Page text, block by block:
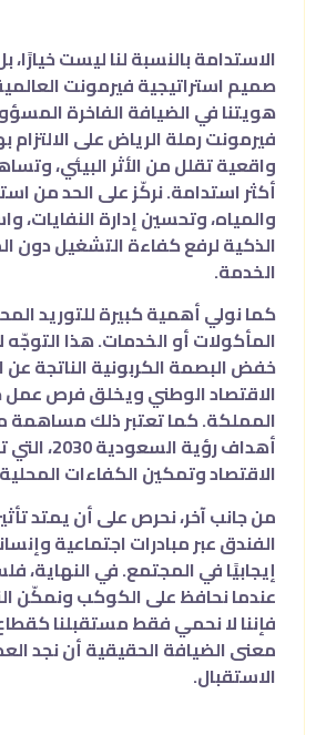
الاستدامة بالنسبة لنا ليست خيارًا،
صميم استراتيجية فيرمونت
هويتنا في الضيافة الفاخرة
فيرمونت رملة الرياض على الالتزام
واقعية تقلل من الأثر البيئي،
أكثر استدامة. نركّز على الحد من
والمياه، وتحسين إدارة النفايات،
الذكية لرفع كفاءة التشغيل دون
الخدمة.
كما نولي أهمية كبيرة للتوريد
المأكولات أو الخدمات. هذا
خفض البصمة الكربونية الناتجة عن
الاقتصاد الوطني ويخلق فرص عمل
المملكة. كما تعتبر ذلك مساهمة
أهداف رؤية
الاقتصاد وتمكين الكفاءات المحلية.
من جانب آخر، نحرص على أن يمتد
الفندق عبر مبادرات اجتماعية
إيجابيًا في المجتمع. في النهاية،
عندما نحافظ على الكوكب ونمكّن
فإننا لا نحمي فقط مستقبلنا
معنى الضيافة الحقيقية أن نجد
الاستقبال.